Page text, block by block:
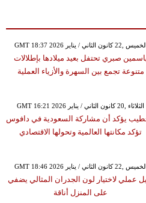
GMT 18:37 2026 الخميس ,22 كانون الثاني / يناير
صبري تحتفل بعيد ميلادها بإطلالات
متنوعة تجمع بين السهرة والأزياء العملية
GMT 16:21 2026 الثلاثاء ,20 كانون الثاني / يناير
يؤكد أن مشاركة السعودية في دافوس
تؤكد مكانتها العالمية وتحولها الاقتصادي
GMT 18:46 2026 الخميس ,22 كانون الثاني / يناير
عملي لاختيار لون الجدران المثالي يضفي
على المنزل أناقة